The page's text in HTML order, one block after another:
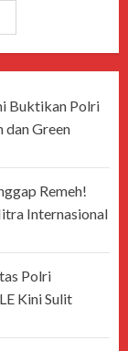
Buktikan Polri
dan Green
Remeh!
Internasional
Polri
Kini Sulit